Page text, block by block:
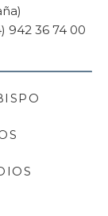
942 36 74 00